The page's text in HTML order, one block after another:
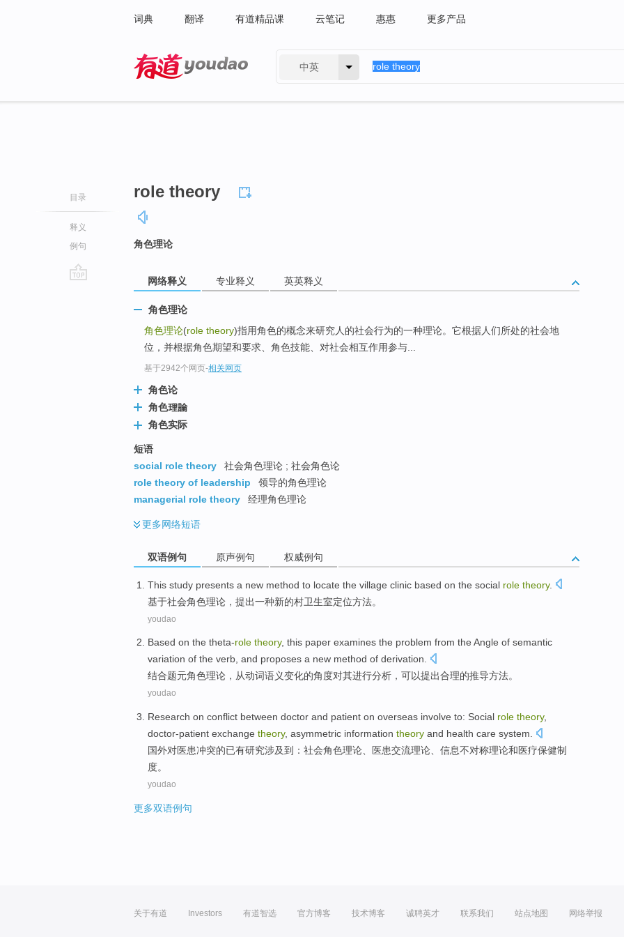
词典 翻译 有道精品课 云笔记 惠惠 更多产品
中英
目录
释义
例句
role theory
角色理论
网络释义 专业释义 英英释义
角色理论
角色理论(role theory)指用角色的概念来研究人的社会行为的一种理论。它根据人们所处的社会地
位，并根据角色期望和要求、角色技能、对社会相互作用参与...
基于2942个网页-相关网页
角色论
角色理論
角色实际
短语
social role theory
社会角色理论 ; 社会角色论
role theory of leadership
领导的角色理论
managerial role theory
经理角色理论
更多网络短语
双语例句 原声例句 权威例句
This study presents a new method to locate the village clinic based on the social role theory.
基于社会角色理论 ， 提出一种新的村卫生室定位方法。
youdao
Based on the theta-role theory, this paper examines the problem from the Angle of semantic
variation of the verb, and proposes a new method of derivation.
结合题元角色理论 ， 从动词语义变化的角度对其进行分析， 可以提出合理的推导方法。
youdao
Research on conflict between doctor and patient on overseas involve to: Social role theory,
doctor-patient exchange theory, asymmetric information theory and health care system
国外对医患冲突的已有研究涉及到： 社会角色理论 医患交流理论、 信息不对称理论和医疗保健制
度。
youdao
更多双语例句
关于有道 Investors 有道智选 官方博客 技术博客 诚聘英才 联系我们 站点地图 网络举报